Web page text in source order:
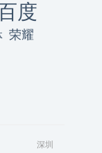
度
荣耀
深圳